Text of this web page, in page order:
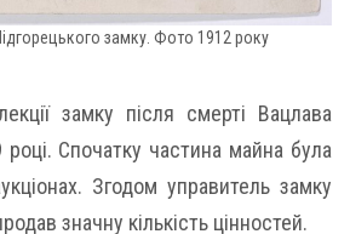
замку. Фото 1912 року
замку після смерті Вацлава
Спочатку частина майна була
Згодом управитель замку
значну кількість цінностей.